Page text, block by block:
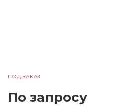
ПОД ЗАКАЗ
По запросу